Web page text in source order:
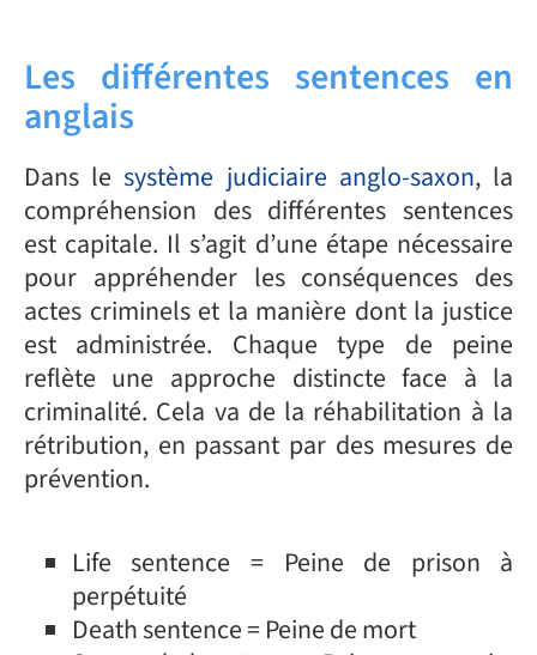
Les différentes sentences en
anglais
Dans lesystème judiciaire anglo-saxon, la
compréhension des différentes sentences
est capitale. Il s’agit d’une étape nécessaire
pour appréhender les conséquences des
actes criminels et la manière dont la justice
est administrée. Chaque type de peine
reflète une approche distincte face à la
criminalité. Cela va de la réhabilitation à la
rétribution, en passant par des mesures de
prévention.
Life sentence = Peine de prison à
perpétuité
Death sentence = Peine de mort